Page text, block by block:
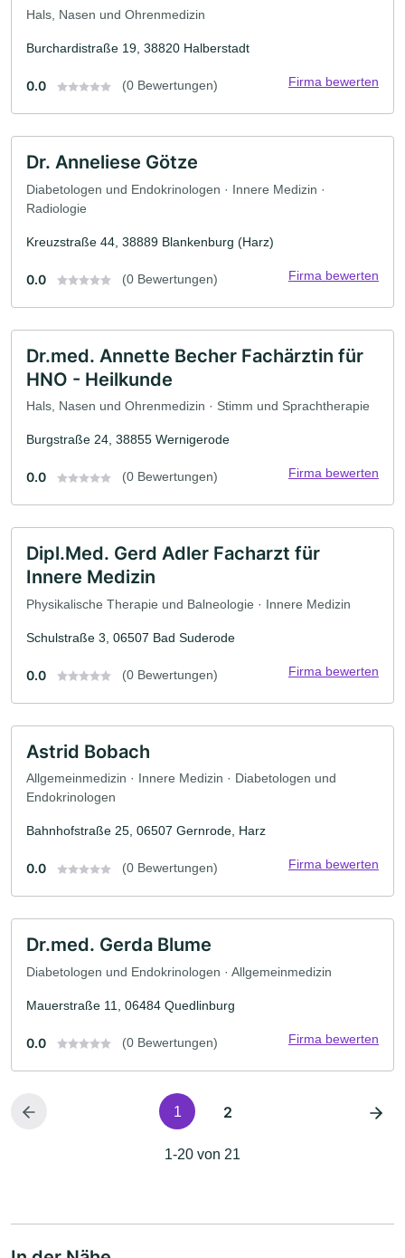
Hals, Nasen und Ohrenmedizin
Burchardistraße 19, 38820 Halberstadt
0.0 (0 Bewertungen) Firma bewerten
Dr. Anneliese Götze
Diabetologen und Endokrinologen · Innere Medizin ·
Radiologie
Kreuzstraße 44, 38889 Blankenburg (Harz)
0.0 (0 Bewertungen) Firma bewerten
Dr.med. Annette Becher Fachärztin für
HNO - Heilkunde
Hals, Nasen und Ohrenmedizin · Stimm und Sprachtherapie
Burgstraße 24, 38855 Wernigerode
0.0 (0 Bewertungen) Firma bewerten
Dipl.Med. Gerd Adler Facharzt für
Innere Medizin
Physikalische Therapie und Balneologie · Innere Medizin
Schulstraße 3, 06507 Bad Suderode
0.0 (0 Bewertungen) Firma bewerten
Astrid Bobach
Allgemeinmedizin · Innere Medizin · Diabetologen und
Endokrinologen
Bahnhofstraße 25, 06507 Gernrode, Harz
0.0 (0 Bewertungen) Firma bewerten
Dr.med. Gerda Blume
Diabetologen und Endokrinologen · Allgemeinmedizin
Mauerstraße 11, 06484 Quedlinburg
0.0 (0 Bewertungen) Firma bewerten
1 2
1-20 von 21